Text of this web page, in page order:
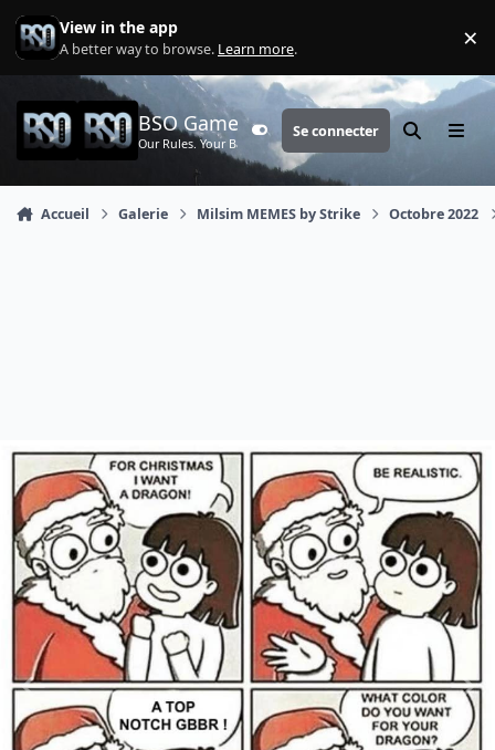
Aller au contenu
View in the app
A better way to browse. Learn more. ×
BSO Games
Our Rules. Your Battle.Customizer
Se connecter Rechercher
Menu
Accueil Galerie Milsim MEMES by Strike Octobre 2022